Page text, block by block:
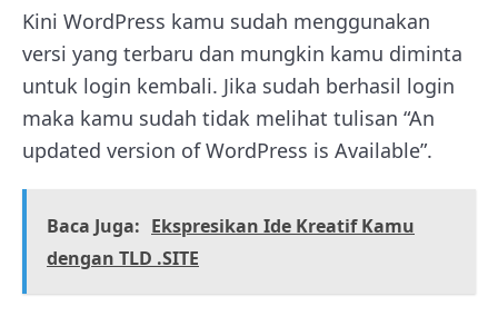
Kini WordPress kamu sudah menggunakan
versi yang terbaru dan mungkin kamu diminta
untuk login kembali. Jika sudah berhasil login
maka kamu sudah tidak melihat tulisan “An
updated version of WordPress is Available”.
Baca Juga: Ekspresikan Ide Kreatif Kamu
dengan TLD .SITE